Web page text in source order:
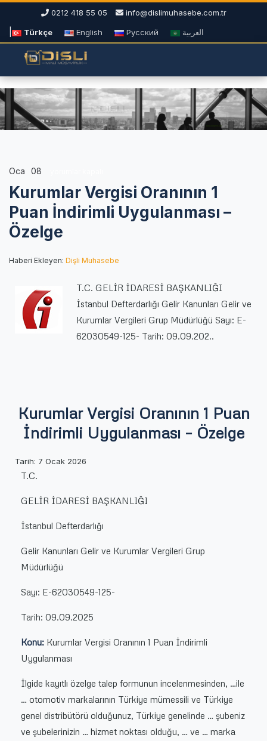
0212 418 55 05 info@dislimuhasebe.com.tr
Türkçe English Русский العربية
Oca 08
Oranının
1
Puan
İndirimli
Özelge
Kurumlar Vergisi Oranının 1
Puan İndirimli Uygulanması –
Özelge
Haberi Ekleyen: Dişli Muhasebe
T.C. GELİR İDARESİ BAŞKANLIĞI
İstanbul Defterdarlığı Gelir Kanunları Gelir ve
Kurumlar Vergileri Grup Müdürlüğü Sayı: E-
62030549-125- Tarih: 09.09.202..
Kurumlar Vergisi Oranının 1 Puan
İndirimli Uygulanması – Özelge
Tarih: 7 Ocak 2026
T.C.
GELİR İDARESİ BAŞKANLIĞI
İstanbul Defterdarlığı
Gelir Kanunları Gelir ve Kurumlar Vergileri Grup
Müdürlüğü
Sayı: E-62030549-125-
Tarih: 09.09.2025
Konu: Kurumlar Vergisi Oranının 1 Puan İndirimli
Uygulanması
İlgide kayıtlı özelge talep formunun incelenmesinden, …ile
… otomotiv markalarının Türkiye mümessili ve Türkiye
genel distribütörü olduğunuz, Türkiye genelinde … şubeniz
ve şubelerinizin … hizmet noktası olduğu, … ve … marka